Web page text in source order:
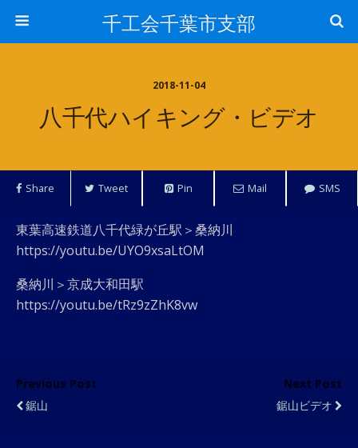
千工会千葉市支部
2018-11-04
八千代ハイキング・ビデオ
Share Tweet Pin Mail SMS
東葉高速鉄道八千代緑が丘駅＞桑納川
https://youtu.be/UYO9xsaLtOM
桑納川＞京成大和田駅
https://youtu.be/tRz9zZhK8vw
Previous Post
鋸山
Next Post
鋸山ビデオ